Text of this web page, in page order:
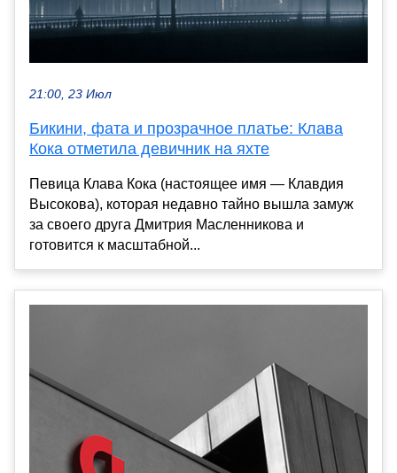
21:00, 23 Июл
Бикини, фата и прозрачное платье: Клава
Кока отметила девичник на яхте
Певица Клава Кока (настоящее имя — Клавдия
Высокова), которая недавно тайно вышла замуж
за своего друга Дмитрия Масленникова и
готовится к масштабной...